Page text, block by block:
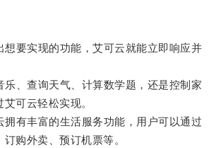
要实现的功能，艾可云就能立即响应并
、查询天气、计算数学题，还是控制家
可云轻松实现。
有丰富的生活服务功能，用户可以通过
购外卖、预订机票等。